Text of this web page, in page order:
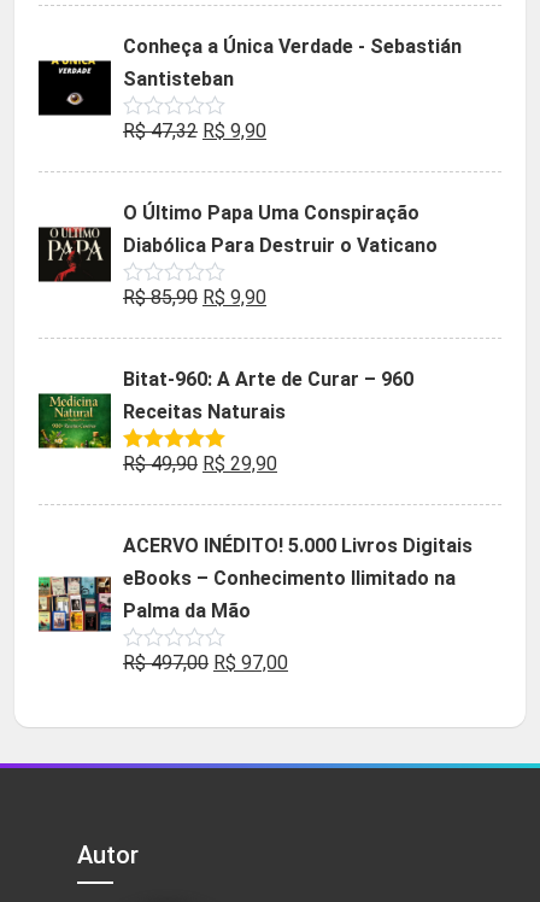
de
era:
R$ 35,90.
é:
Conheça a Única Verdade - Sebastián
Santisteban
Avaliação
de
R$47,32 O
era:
R$ 47,32.
R$ 9,90O
é:
R$ 9,90.
O Último Papa Uma Conspiração
Diabólica Para Destruir o Vaticano
Avaliação
de
R$85,90 O
era:
R$ 85,90.
R$ 9,90O
é:
R$ 9,90.
Bitat-960: A Arte de Curar – 960
Receitas Naturais
Avaliação
R$49,90 O
era:
R$ 49,90.
R$ 29,90O
é:
R$ 29,90.
ACERVO INÉDITO! 5.000 Livros Digitais
eBooks – Conhecimento Ilimitado na
Palma da Mão
Avaliação
5
R$497,00 O
original
era:
R$ 97,00O
atual
é:
Autor